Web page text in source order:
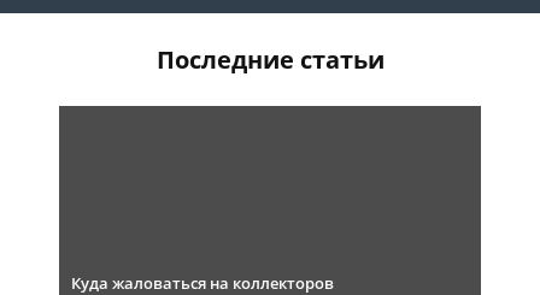
Последние статьи
Куда жаловаться на коллекторов